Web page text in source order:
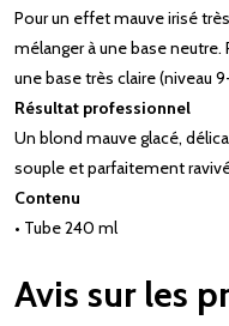
Pour un effet mauve irisé
mélanger à une base neutre.
une base très claire (niveau
Résultat professionnel
Un blond mauve glacé,
souple et parfaitement
Contenu
• Tube 240 ml
Avis sur les